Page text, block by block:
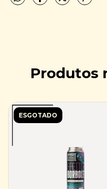
Produtos
ESGOTADO